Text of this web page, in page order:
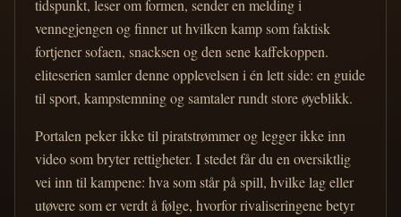
tidspunkt, leser om formen, sender en melding i
vennegjengen og finner ut hvilken kamp som faktisk
fortjener sofaen, snacksen og den sene kaffekoppen.
eliteserien samler denne opplevelsen i én lett side: en guide
til sport, kampstemning og samtaler rundt store øyeblikk.
Portalen peker ikke til piratstrømmer og legger ikke inn
video som bryter rettigheter. I stedet får du en oversiktlig
vei inn til kampene: hva som står på spill, hvilke lag eller
utøvere som er verdt å følge, hvorfor rivaliseringene betyr